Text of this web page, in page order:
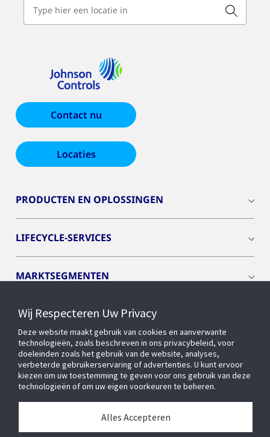
Contact nu
Locaties
PRODUCTEN EN OPLOSSINGEN
LIFECYCLE-SERVICES
MARKTSEGMENTEN
CYBER SOLUTIONS
OPENBLUE
SLIMME GEBOUWEN
Wij Respecteren Uw Privacy
Deze website maakt gebruik van cookies en aanverwante
technologieën, zoals beschreven in ons privacybeleid, voor
doeleinden zoals het gebruik van de website, analyses,
verbeterde gebruikerservaring of advertenties. U kunt ervoor
kiezen om uw toestemming te geven voor ons gebruik van deze
technologieën of om uw eigen voorkeuren te beheren.
Alles Accepteren